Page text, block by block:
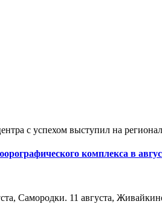
с успехом выступил на
комплекса в
Самородки. 11 августа,